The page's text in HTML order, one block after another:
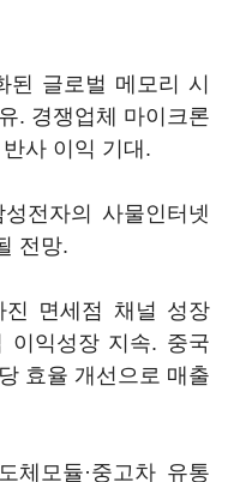
된 글로벌 메모리 시
. 경쟁업체 마이크론
사 이익 기대.
성전자의 사물인터넷
전망.
진 면세점 채널 성장
이익성장 지속. 중국
효율 개선으로 매출
체모듈·중고차 유통